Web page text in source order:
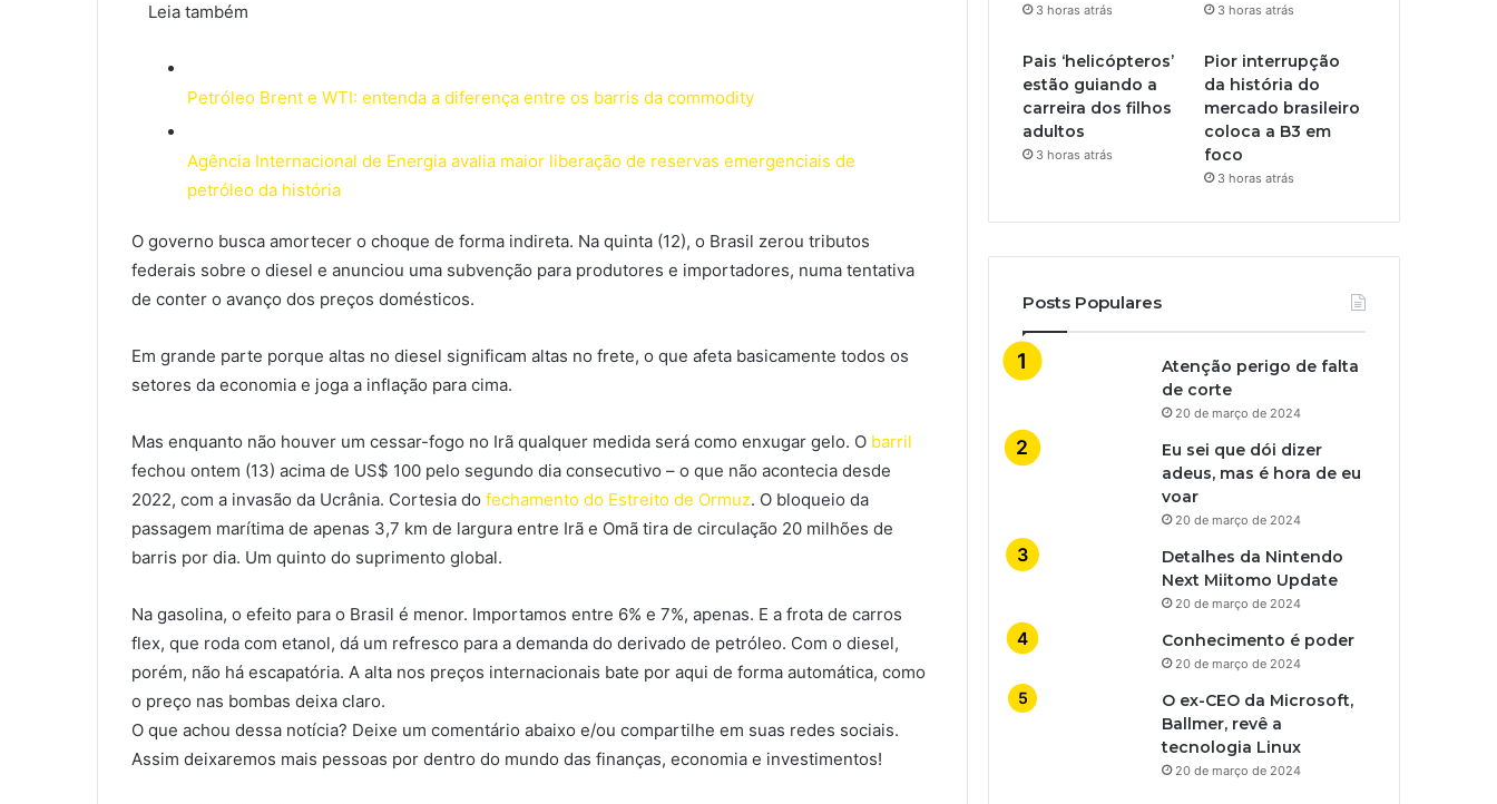
Leia também
Petróleo Brent e WTI: entenda a diferença entre os barris da commodity
Agência Internacional de Energia avalia maior liberação de reservas emergenciais de
petróleo da história
O governo busca amortecer o choque de forma indireta. Na quinta (12), o Brasil zerou tributos
federais sobre o diesel e anunciou uma subvenção para produtores e importadores, numa tentativa
de conter o avanço dos preços domésticos.
Em grande parte porque altas no diesel significam altas no frete, o que afeta basicamente todos os
setores da economia e joga a inflação para cima.
Mas enquanto não houver um cessar-fogo no Irã qualquer medida será como enxugar gelo. O barril
fechou ontem (13) acima de US$ 100 pelo segundo dia consecutivo – o que não acontecia desde
2022, com a invasão da Ucrânia. Cortesia do fechamento do Estreito de Ormuz. O bloqueio da
passagem marítima de apenas 3,7 km de largura entre Irã e Omã tira de circulação 20 milhões de
barris por dia. Um quinto do suprimento global.
Na gasolina, o efeito para o Brasil é menor. Importamos entre 6% e 7%, apenas. E a frota de carros
flex, que roda com etanol, dá um refresco para a demanda do derivado de petróleo. Com o diesel,
porém, não há escapatória. A alta nos preços internacionais bate por aqui de forma automática, como
o preço nas bombas deixa claro.
O que achou dessa notícia? Deixe um comentário abaixo e/ou compartilhe em suas redes sociais.
Assim deixaremos mais pessoas por dentro do mundo das finanças, economia e investimentos!
3 horas atrás 3 horas atrás
Pais ‘helicópteros’
estão guiando a
carreira dos filhos
adultos
3 horas atrás
Pior interrupção
da história do
mercado brasileiro
coloca a B3 em
foco
3 horas atrás
Posts Populares
Atenção perigo de falta
de corte
20 de março de 2024
Eu sei que dói dizer
adeus, mas é hora de eu
voar
20 de março de 2024
Detalhes da Nintendo
Next Miitomo Update
20 de março de 2024
Conhecimento é poder
20 de março de 2024
O ex-CEO da Microsoft,
Ballmer, revê a
tecnologia Linux
20 de março de 2024